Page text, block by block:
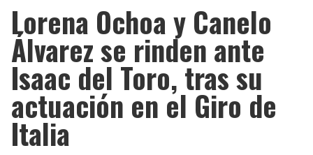
Lorena Ochoa y Canelo
Álvarez se rinden ante
Isaac del Toro, tras su
actuación en el Giro de
Italia